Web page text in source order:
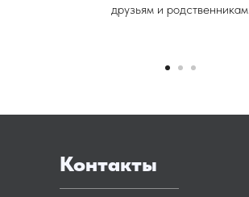
друзьям и родственникам.
Контакты